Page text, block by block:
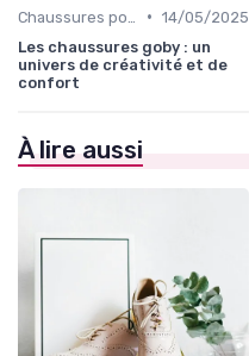
• 14/05/2025
Les chaussures goby : un
univers de créativité et de
confort
À lire aussi